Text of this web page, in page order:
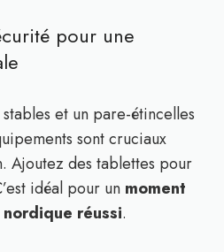
pour une
et un pare-étincelles
sont cruciaux
Ajoutez des tablettes pour
idéal pour un moment
réussi.